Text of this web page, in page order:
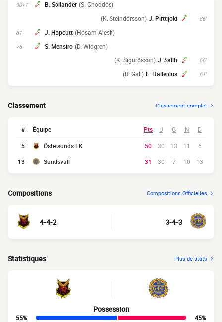
90+1' B. Sollander (S. Ghoddos)
86'
J. Pirttijoki
(K. Steindórsson)
81' J. Hopcutt (Hosam Aiesh)
76' S. Mensiro (D. Widgren)
66'
J. Salih
(K. Sigurðsson)
61'
L. Hallenius
(R. Gall)
Classement Classement complet
# Équipe Pts J G N D
5 Östersunds FK 50 30 13 11
6
13
Sundsvall 31 30 7 10 13
Compositions Compositions Officielles
4-4-2 3-4-3
Statistiques Plus de stats
Possession
55%
45%